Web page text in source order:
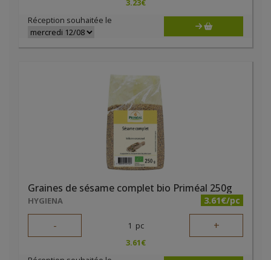
3.23€
Réception souhaitée le
Graines de sésame complet bio Priméal 250g
HYGIENA 3.61€/pc
- 1 pc +
3.61€